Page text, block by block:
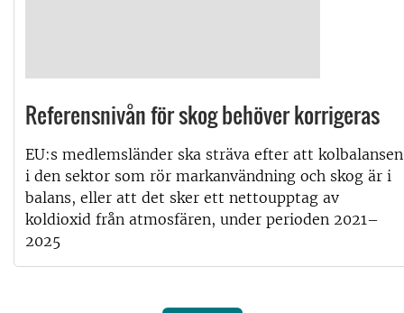
Referensnivån för skog behöver korrigeras
EU:s medlemsländer ska sträva efter att kolbalansen
i den sektor som rör markanvändning och skog är i
balans, eller att det sker ett nettoupptag av
koldioxid från atmosfären, under perioden 2021–
2025